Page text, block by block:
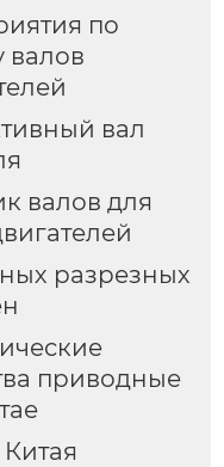
по
валов
вал
валов для
разрезных
приводные